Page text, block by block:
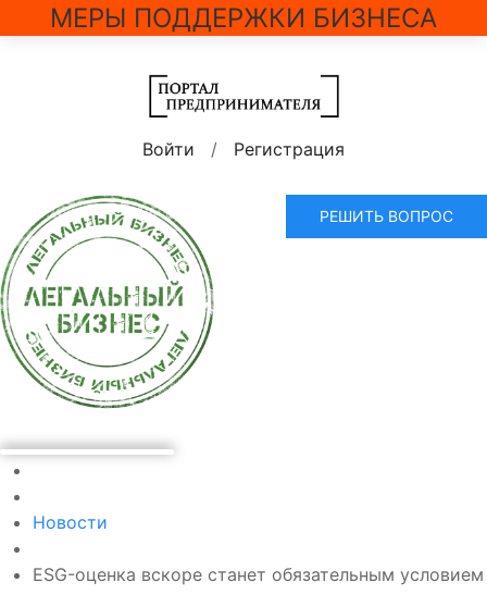
МЕРЫ ПОДДЕРЖКИ БИЗНЕСА
Войти / Регистрация
РЕШИТЬ ВОПРОС
Новости
ESG-оценка вскоре станет обязательным